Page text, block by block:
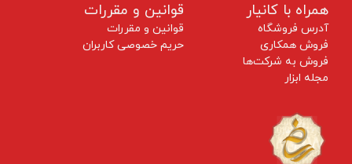
همراه با کانیار
آدرس فروشگاه
فروش همکاری
فروش به شرکت‌ها
مجله ابزار
قوانین و مقررات
قوانین و مقررات
حریم خصوصی کاربران